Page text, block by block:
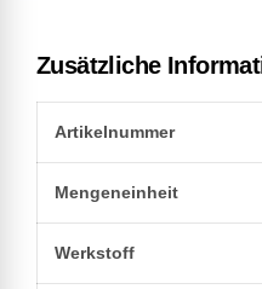
Zusätzliche
Artikelnummer
Mengeneinheit
Werkstoff